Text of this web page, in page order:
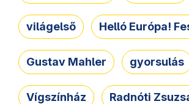
világelső Helló Európa!
Gustav Mahler gyorsulás
Vígszínház Radnóti